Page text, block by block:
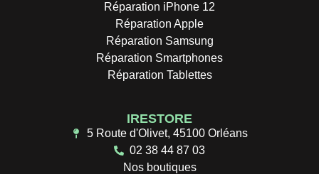
Réparation iPhone 12
Réparation Apple
Réparation Samsung
Réparation Smartphones
Réparation Tablettes
IRESTORE
5 Route d'Olivet, 45100 Orléans
02 38 44 87 03
Nos boutiques